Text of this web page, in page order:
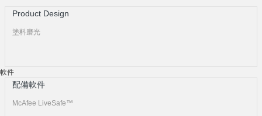
Product Design
塗料磨光
軟件
配備軟件
McAfee LiveSafe™